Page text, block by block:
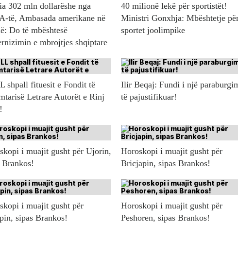
302 mln dollarëshe nga
të, Ambasada amerikane në
Do të mbështesë
e mbrojtjes shqiptare
40 milionë lekë për sportistët!
Ministri Gonxhja: Mbështetje
sportet joolimpike
shpall fituesit e Fondit të
Letrare Autorët e Rinj
Ilir Beqaj: Fundi i një
të pajustifikuar!
i muajit gusht për Ujorin,
Brankos!
Horoskopi i muajit gusht për
Bricjapin, sipas Brankos!
i muajit gusht për
sipas Brankos!
Horoskopi i muajit gusht për
Peshoren, sipas Brankos!